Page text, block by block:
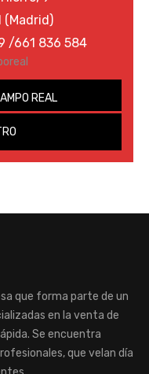
(Madrid)
/661 836 584
REAL
que forma parte de un
en la venta de
Se encuentra
que velan día